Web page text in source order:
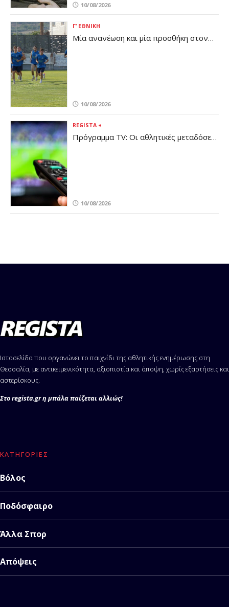
10/08/2026
Γ’ ΕΘΝΙΚΉ
Μία ανανέωση και μία προσθήκη στον
10/08/2026
REGISTA +
Πρόγραμμα TV: Οι αθλητικές μεταδόσεις
10/08/2026
Ιστοσελίδα που οργανώνει το παιχνίδι της αθλητικής ενημέρωσης στη
Θεσσαλία, με αντικειμενικότητα, αξιοπιστία και άποψη, χωρίς εξαρτήσεις και
αστερίσκους.
Στο regista.gr η μπάλα παίζεται αλλιώς!
ΚΑΤΗΓΟΡΊΕΣ
Βόλος
Ποδόσφαιρο
Άλλα Σπορ
Απόψεις